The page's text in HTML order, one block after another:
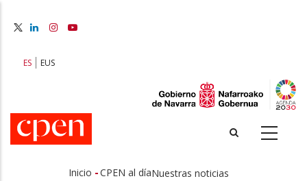
principal
ES EUS
Inicio -CPEN al díaNuestras noticias